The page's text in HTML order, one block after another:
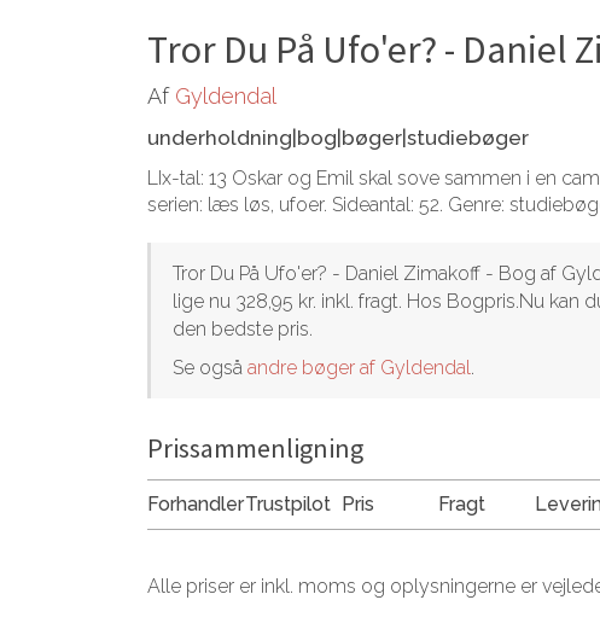
Tror Du På Ufo'er? - Daniel
Af Gyldendal
underholdning|bog|bøger|studiebøger
LIx-tal: 13 Oskar og Emil skal sove sammen i en
serien: læs løs, ufoer. Sideantal: 52. Genre:
Tror Du På Ufo'er? - Daniel Zimakoff - Bog af
lige nu 328,95 kr. inkl. fragt. Hos Bogpris.Nu
den bedste pris.
Se også andre bøger af Gyldendal.
Prissammenligning
ForhandlerTrustpilot Pris Fragt
Alle priser er inkl. moms og oplysningerne er